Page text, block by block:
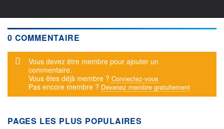
0 COMMENTAIRE
Message d'alerte
Vous devez être membre pour ajouter un
commentaire.
Vous êtes déjà membre ? Connectez-vous
Pas encore membre ? Devenez membre gratuitement
PAGES LES PLUS POPULAIRES